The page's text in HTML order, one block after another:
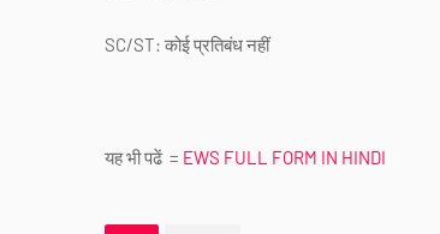
SC/ST: कोई प्रतिबंध नहीं
यह भी पढें = EWS FULL FORM IN HINDI